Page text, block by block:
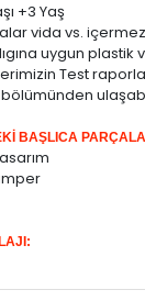
+3 Yaş
vida vs.
uygun
Test
BAŞLICA